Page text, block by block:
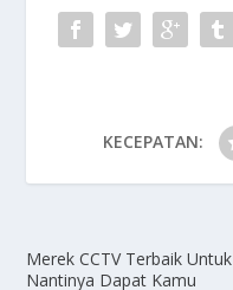
KECEPATAN:
Merek CCTV Terbaik Untuk
Nantinya Dapat Kamu